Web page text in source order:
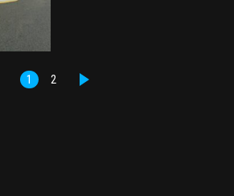
1 2
DALŠÍ